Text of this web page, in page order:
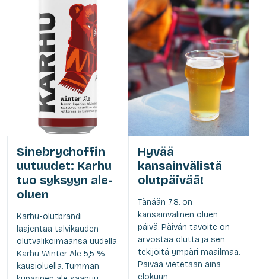
Sinebrychoffin
uutuudet: Karhu
tuo syksyyn ale-
oluen
Karhu-olutbrändi
laajentaa talvikauden
olutvalikoimaansa uudella
Karhu Winter Ale 5,5 % -
kausioluella. Tumman
Hyvää
kansainvälistä
olutpäivää!
Tänään 7.8. on
kansainvälinen oluen
päivä. Päivän tavoite on
arvostaa olutta ja sen
tekijöitä ympäri maailmaa.
Päivää vietetään aina
elokuun...